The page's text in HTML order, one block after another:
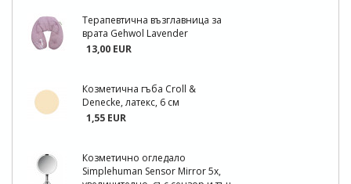
Терапевтична възглавница за
врата Gehwol Lavender
13,00 EUR
Козметична гъба Croll &
Denecke, латекс, 6 см
1,55 EUR
Козметично огледало
Simplehuman Sensor Mirror 5x,